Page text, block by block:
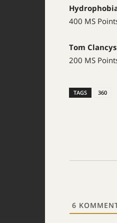
400 MS
Tom
200 MS
TAGS 360
6